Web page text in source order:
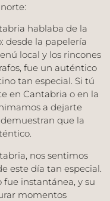
hablaba de la
desde la papelería
local y los rincones
fue un auténtico
tan especial. Si tú
en Cantabria o en la
a dejarte
que la
, nos sentimos
este día tan especial.
fue instantánea, y su
momentos